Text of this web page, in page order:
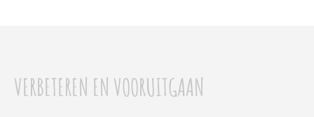
VERBETEREN EN VOORUITGAAN